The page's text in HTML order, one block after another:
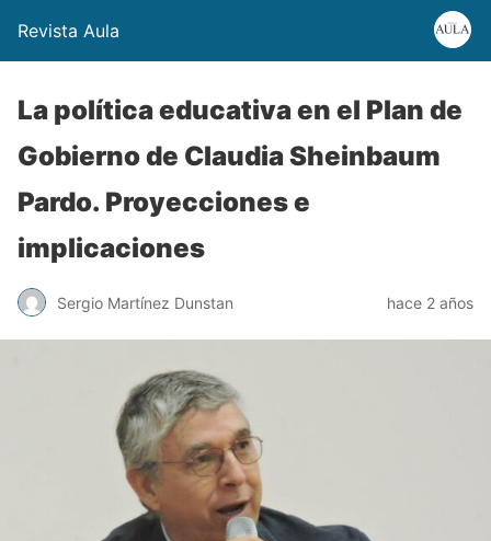
Revista Aula
La política educativa en el Plan de
Gobierno de Claudia Sheinbaum
Pardo. Proyecciones e
implicaciones
Sergio Martínez Dunstan hace 2 años